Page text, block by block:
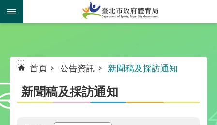
跳到主要內容區塊
:::
首頁 公告資訊 新聞稿及採訪通知
新聞稿及採訪通知